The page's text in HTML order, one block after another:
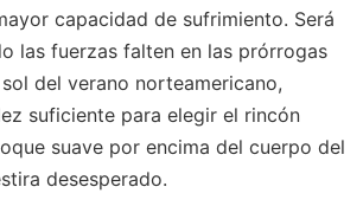
capacidad de sufrimiento. Será
las fuerzas falten en las prórrogas
del verano norteamericano,
suficiente para elegir el rincón
suave por encima del cuerpo del
desesperado.